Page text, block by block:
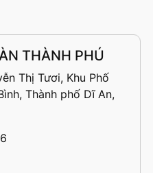
THÀNH PHÚ
Thị Tươi, Khu Phố
Thành phố Dĩ An,